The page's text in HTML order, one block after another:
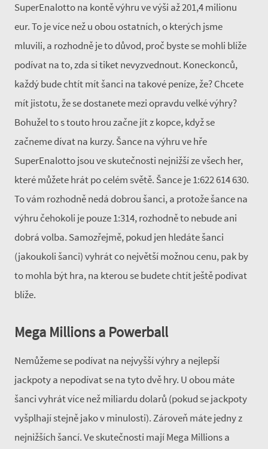
SuperEnalotto na kontě výhru ve výši až 201,4 milionu
eur. To je více než u obou ostatních, o kterých jsme
mluvili, a rozhodně je to důvod, proč byste se mohli blíže
podívat na to, zda si tiket nevyzvednout. Koneckonců,
každý bude chtít mít šanci na takové peníze, že? Chcete
mít jistotu, že se dostanete mezi opravdu velké výhry?
Bohužel to s touto hrou začne jít z kopce, když se
začneme dívat na kurzy. Šance na výhru ve hře
SuperEnalotto jsou ve skutečnosti nejnižší ze všech her,
které můžete hrát po celém světě. Šance je 1:622 614 630.
To vám rozhodně nedá dobrou šanci, a protože šance na
výhru čehokoli je pouze 1:314, rozhodně to nebude ani
dobrá volba. Samozřejmě, pokud jen hledáte šanci
(jakoukoli šanci) vyhrát co největší možnou cenu, pak by
to mohla být hra, na kterou se budete chtít ještě podívat
blíže.
Mega Millions a Powerball
Nemůžeme se podívat na nejvyšší výhry a nejlepší
jackpoty a nepodívat se na tyto dvě hry. U obou máte
šanci vyhrát více než miliardu dolarů (pokud se jackpoty
vyšplhají stejně jako v minulosti). Zároveň máte jedny z
nejnižších šancí. Ve skutečnosti mají Mega Millions a